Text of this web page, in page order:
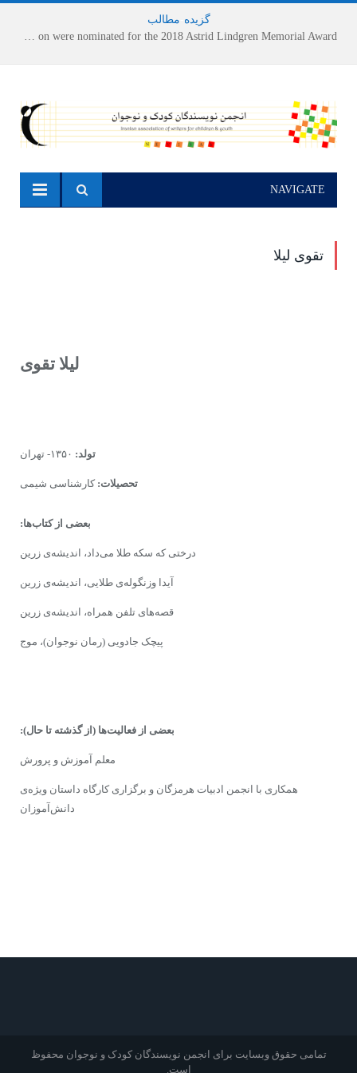
گزیده مطالب
NAVIGATE
تقوی لیلا
لیلا تقوى
تولد: ۱۳۵۰- تهران
تحصیلات: کارشناسى شیمى
بعضى‌ از کتاب‌ها:
درختی که سکه طلا می‌داد، اندیشه‌ى زرین
آیدا وزنگوله‌ى طلایی، اندیشه‌ى زرین
قصه‌های تلفن همراه، اندیشه‌ى زرین
پیچک جادویی (رمان نوجوان)، موج
بعضى از فعالیت‌ها (از گذشته تا حال):
معلم آموزش و پرورش
همکارى با انجمن ادبیات هرمزگان و برگزاری کارگاه داستان ویژه‌ى‌
دانش‌آموزان
تمامی حقوق وبسایت برای انجمن نویسندگان کودک و نوجوان محفوظ
است.